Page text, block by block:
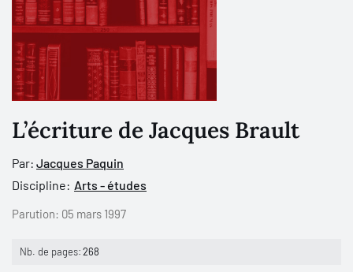
L’écriture de Jacques Brault
Par: Jacques Paquin
Discipline: Arts - études
Parution: 05 mars 1997
Nb. de pages:268